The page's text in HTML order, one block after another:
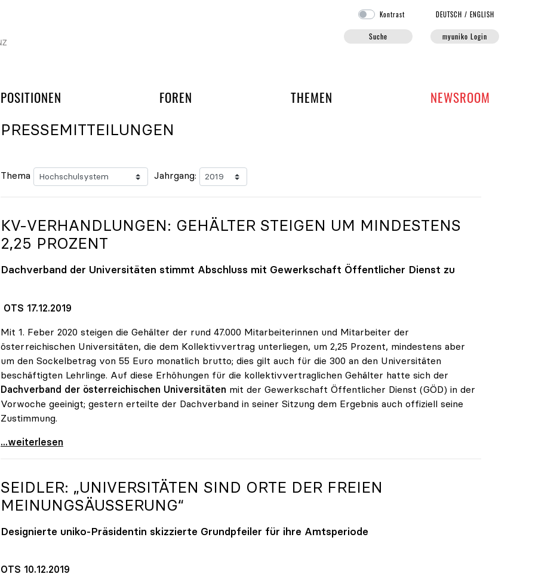
Kontrast DEUTSCH /ENGLISH
Suche myuniko Login
POSITIONEN FOREN UND ARBEITSGRUPPEN DER UNIKO
THEMEN NEWSROOM
PRESSEMITTEILUNGEN
Thema Jahrgang:
KV-VERHANDLUNGEN: GEHÄLTER STEIGEN UM MINDESTENS
2,25 PROZENT
Dachverband der Universitäten stimmt Abschluss mit Gewerkschaft Öffentlicher Dienst zu
OTS 17.12.2019
Mit 1. Feber 2020 steigen die Gehälter der rund 47.000 Mitarbeiterinnen und Mitarbeiter der
österreichischen Universitäten, die dem Kollektivvertrag unterliegen, um 2,25 Prozent, mindestens aber
um den Sockelbetrag von 55 Euro monatlich brutto; dies gilt auch für die 300 an den Universitäten
beschäftigten Lehrlinge. Auf diese Erhöhungen für die kollektivvertraglichen Gehälter hatte sich der
Dachverband der österreichischen Universitäten mit der Gewerkschaft Öffentlicher Dienst (GÖD) in der
Vorwoche geeinigt; gestern erteilte der Dachverband in seiner Sitzung dem Ergebnis auch offiziell seine
Zustimmung.
KV-Verhandlungen: Gehälter steigen um mindestens
...weiterlesen
SEIDLER: „UNIVERSITÄTEN SIND ORTE DER FREIEN
MEINUNGSÄUSSERUNG“
Designierte uniko-Präsidentin skizzierte Grundpfeiler für ihre Amtsperiode
OTS 10.12.2019